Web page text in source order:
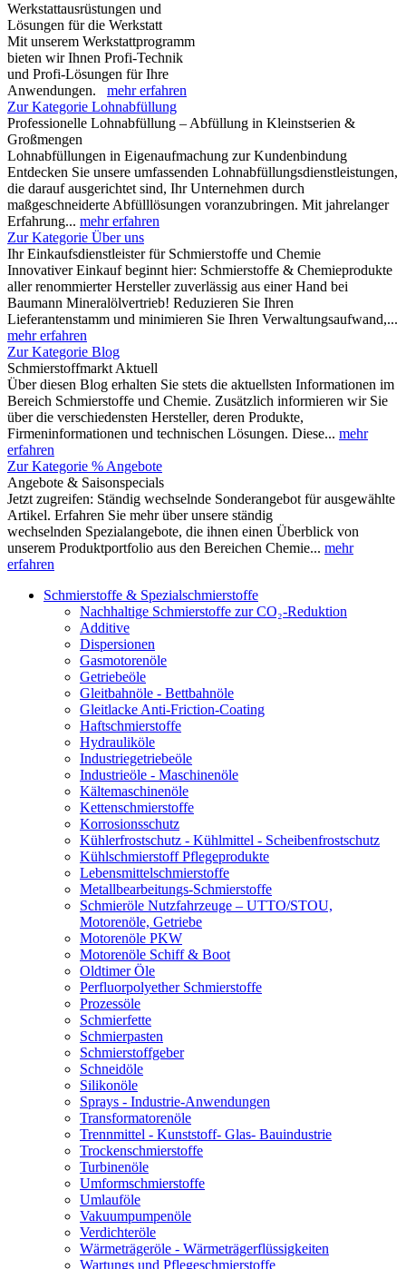
Werkstattausrüstungen und
Lösungen für die Werkstatt
Mit unserem Werkstattprogramm
bieten wir Ihnen Profi-Technik
und Profi-Lösungen für Ihre
Anwendungen. mehr erfahren
Zur Kategorie Lohnabfüllung
Professionelle Lohnabfüllung – Abfüllung in Kleinstserien &
Großmengen
Lohnabfüllungen in Eigenaufmachung zur Kundenbindung
Entdecken Sie unsere umfassenden Lohnabfüllungsdienstleistungen,
die darauf ausgerichtet sind, Ihr Unternehmen durch
maßgeschneiderte Abfülllösungen voranzubringen. Mit jahrelanger
Erfahrung... mehr erfahren
Zur Kategorie Über uns
Ihr Einkaufsdienstleister für Schmierstoffe und Chemie
Innovativer Einkauf beginnt hier: Schmierstoffe & Chemieprodukte
aller renommierter Hersteller zuverlässig aus einer Hand bei
Baumann Mineralölvertrieb! Reduzieren Sie Ihren
Lieferantenstamm und minimieren Sie Ihren Verwaltungsaufwand,...
mehr erfahren
Zur Kategorie Blog
Schmierstoffmarkt Aktuell
Über diesen Blog erhalten Sie stets die aktuellsten Informationen im
Bereich Schmierstoffe und Chemie. Zusätzlich informieren wir Sie
über die verschiedensten Hersteller, deren Produkte,
Firmeninformationen und technischen Lösungen. Diese... mehr
erfahren
Zur Kategorie % Angebote
Angebote & Saisonspecials
Jetzt zugreifen: Ständig wechselnde Sonderangebot für ausgewählte
Artikel. Erfahren Sie mehr über unsere ständig
wechselnden Spezialangebote, die ihnen einen Überblick von
unserem Produktportfolio aus den Bereichen Chemie... mehr
erfahren
Schmierstoffe & Spezialschmierstoffe
Nachhaltige Schmierstoffe zur CO₂-Reduktion
Additive
Dispersionen
Gasmotorenöle
Getriebeöle
Gleitbahnöle - Bettbahnöle
Gleitlacke Anti-Friction-Coating
Haftschmierstoffe
Hydrauliköle
Industriegetriebeöle
Industrieöle - Maschinenöle
Kältemaschinenöle
Kettenschmierstoffe
Korrosionsschutz
Kühlerfrostschutz - Kühlmittel - Scheibenfrostschutz
Kühlschmierstoff Pflegeprodukte
Lebensmittelschmierstoffe
Metallbearbeitungs-Schmierstoffe
Schmieröle Nutzfahrzeuge – UTTO/STOU,
Motorenöle, Getriebe
Motorenöle PKW
Motorenöle Schiff & Boot
Oldtimer Öle
Perfluorpolyether Schmierstoffe
Prozessöle
Schmierfette
Schmierpasten
Schmierstoffgeber
Schneidöle
Silikonöle
Sprays - Industrie-Anwendungen
Transformatorenöle
Trennmittel - Kunststoff- Glas- Bauindustrie
Trockenschmierstoffe
Turbinenöle
Umformschmierstoffe
Umlauföle
Vakuumpumpenöle
Verdichteröle
Wärmeträgeröle - Wärmeträgerflüssigkeiten
Wartungs und Pflegeschmierstoffe